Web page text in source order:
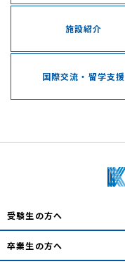
施設紹介
国際交流・留学⽀援
受験生の方へ
卒業生の方へ